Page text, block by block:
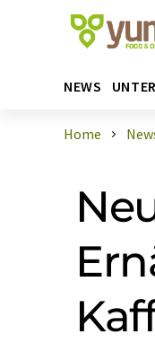
NEWS
Home